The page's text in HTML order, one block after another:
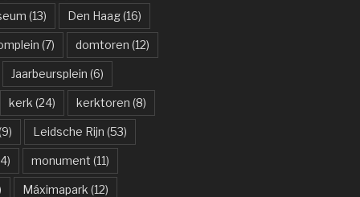
(13) Den Haag(16)
(7) domtoren (12)
Jaarbeursplein (6)
kerk (24) kerktoren (8)
Leidsche Rijn (53)
monument (11)
Máximapark (12)